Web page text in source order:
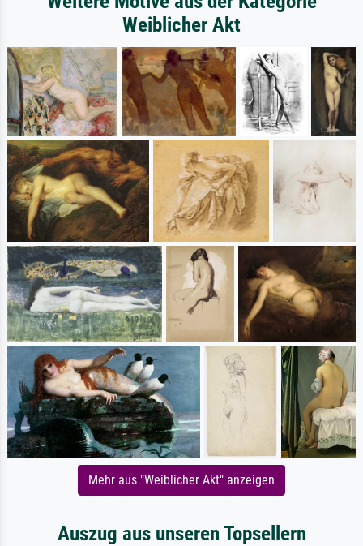
Weiblicher Akt
Mehr aus "Weiblicher Akt" anzeigen
Auszug aus unseren Topsellern